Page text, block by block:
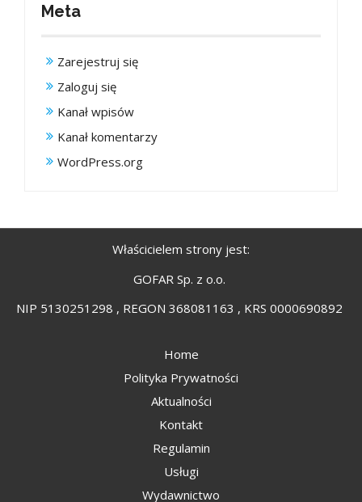
Meta
Zarejestruj się
Zaloguj się
Kanał wpisów
Kanał komentarzy
WordPress.org
Właścicielem strony jest:
GOFAR Sp. z o.o.
NIP 5130251298 , REGON 368081163 , KRS 0000690892
Home
Polityka Prywatności
Aktualności
Kontakt
Regulamin
Usługi
Wydawnictwo